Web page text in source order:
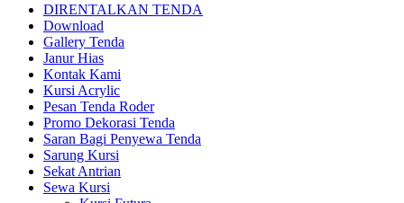
DIRENTALKAN TENDA
Download
Gallery Tenda
Janur Hias
Kontak Kami
Kursi Acrylic
Pesan Tenda Roder
Promo Dekorasi Tenda
Saran Bagi Penyewa Tenda
Sarung Kursi
Sekat Antrian
Sewa Kursi